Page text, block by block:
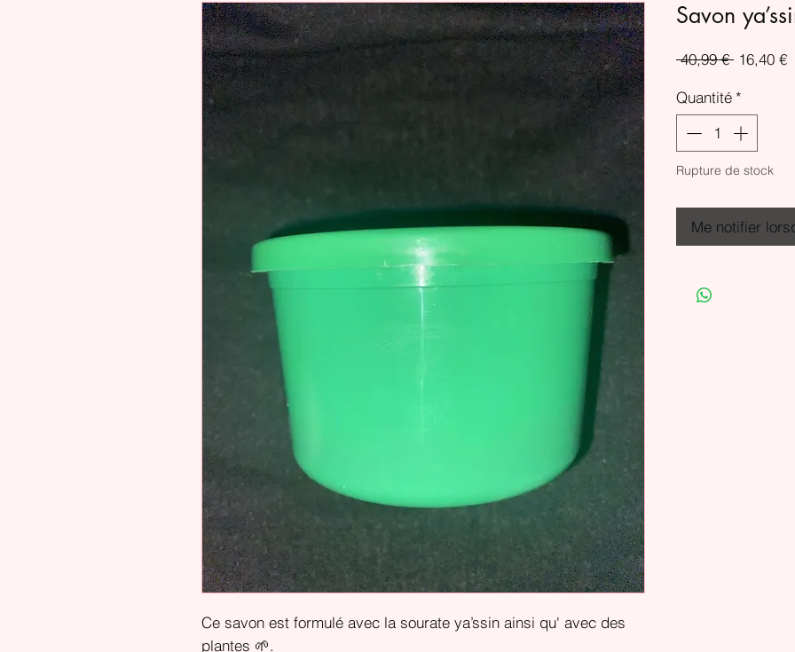
Ce savon est formulé avec la sourate ya’ssin ainsi qu' avec des
plantes 🌱.
Savon
40,99 € Prix
16,40 €
Quantité *
Rupture de stock
Me notifier